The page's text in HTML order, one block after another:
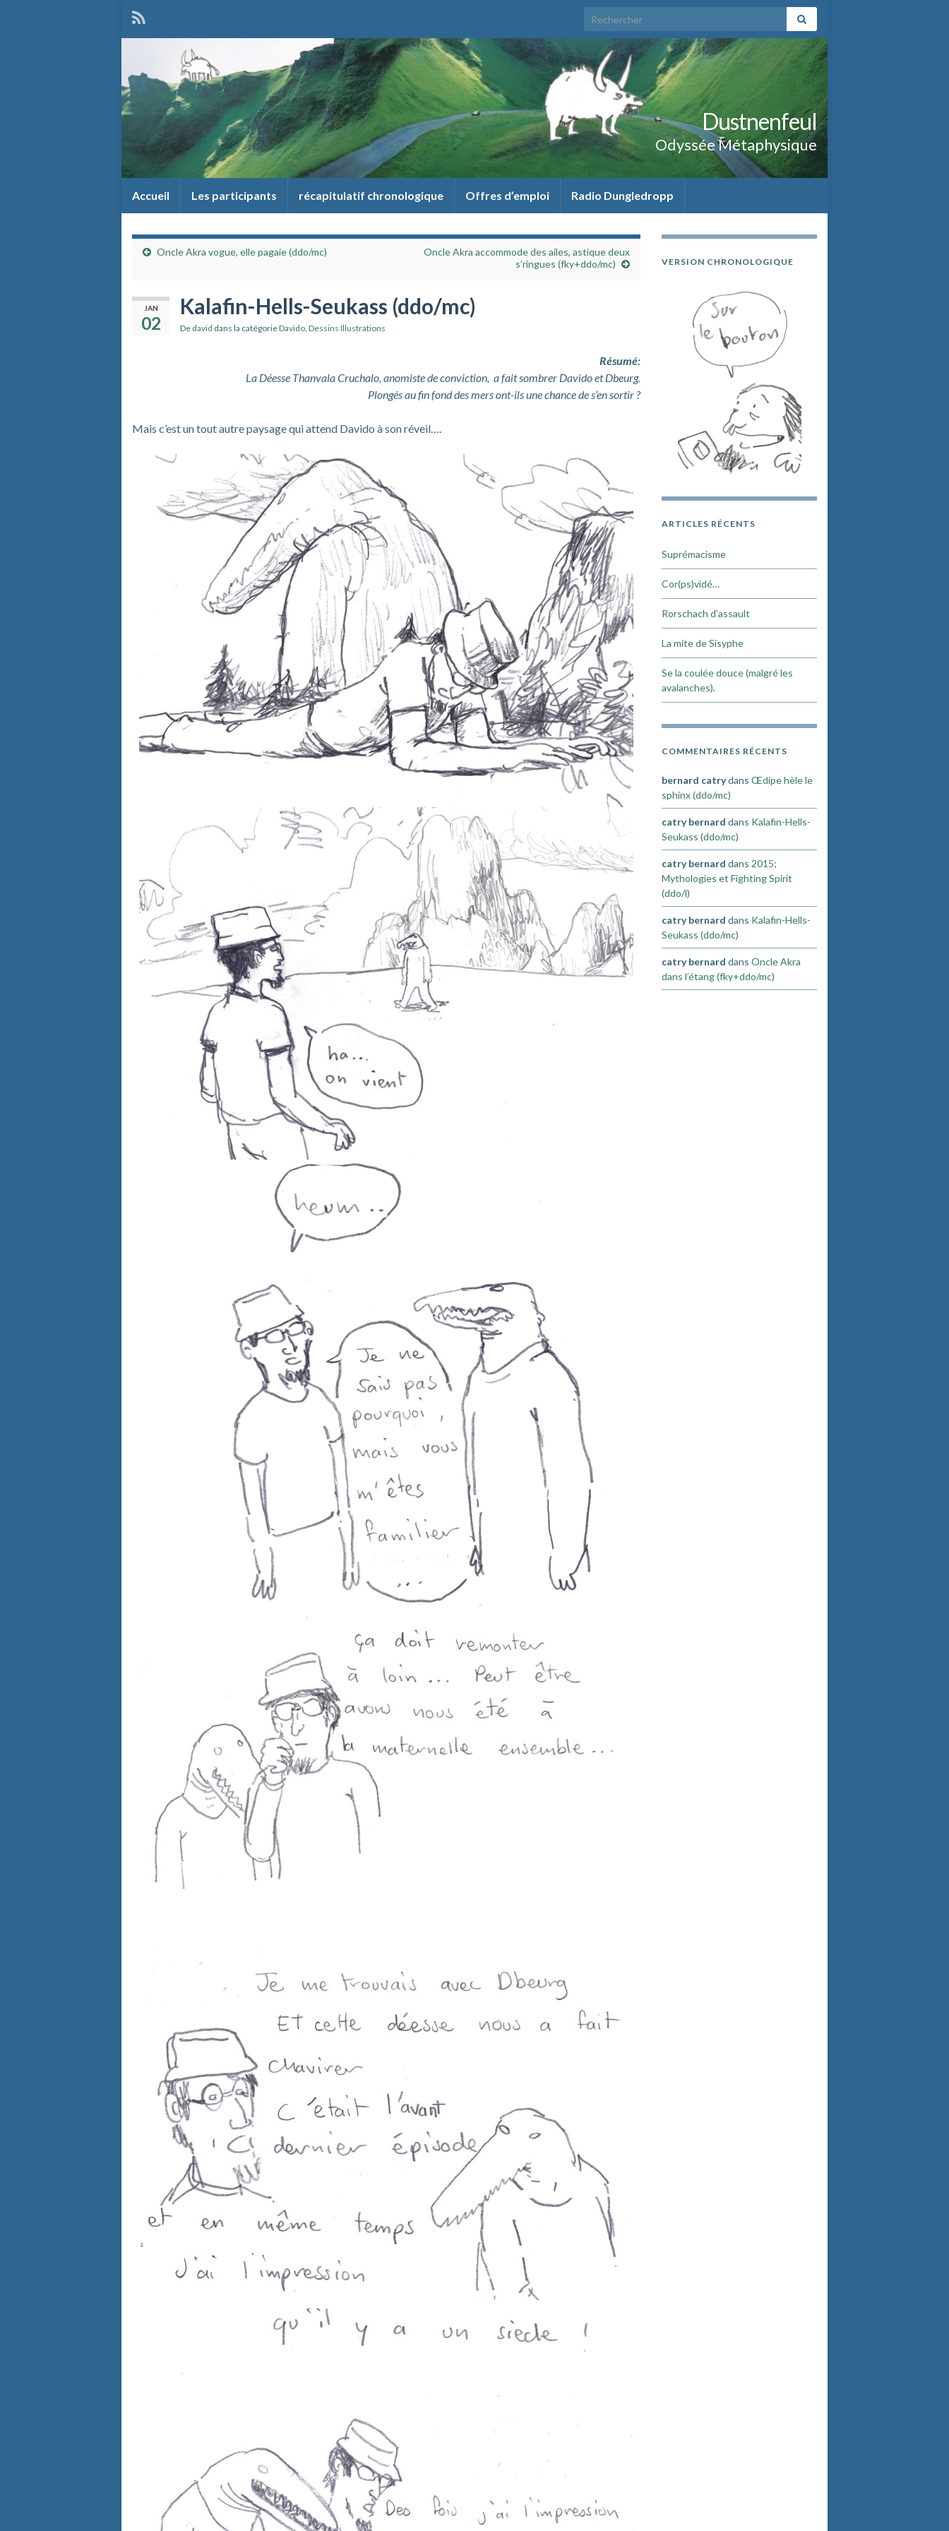
Search for:
Dustnenfeul
Odyssée Métaphysique
Accueil Les participants récapitulatif chronologique Offres d’emploi Radio Dungledropp
Oncle Akra vogue, elle pagaie (ddo/mc)
Oncle Akra accommode des ailes, astique deux
s’ringues (fky+ddo/mc)
JAN
02
Kalafin-Hells-Seukass (ddo/mc)
De david dans la catégorieDavido, Dessins Illustrations
Résumé:
La Déesse Thanvala Cruchalo, anomiste de conviction, a fait sombrer Davido et Dbeurg.
Plongés au fin fond des mers ont-ils une chance de s’en sortir ?
Mais c’est un tout autre paysage qui attend Davido à son réveil….
VERSION CHRONOLOGIQUE
ARTICLES RÉCENTS
Suprémacisme
Cor(ps)vidé…
Rorschach d’assault
La mite de Sisyphe
Se la coulée douce (malgré les
avalanches).
COMMENTAIRES RÉCENTS
bernard catrydans Œdipe hèle le
sphinx (ddo/mc)
catry bernard dans Kalafin-Hells-
Seukass (ddo/mc)
catry bernard dans 2015;
Mythologies et Fighting Spirit
(ddo/l)
catry bernard dans Kalafin-Hells-
Seukass (ddo/mc)
catry bernard dans Oncle Akra
dans l’étang (fky+ddo/mc)